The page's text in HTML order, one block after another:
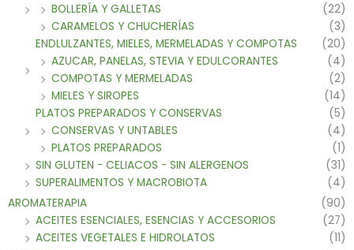
BOLLERÍA Y GALLETAS
(22)
CARAMELOS Y CHUCHERÍAS
(3)
ENDLULZANTES, MIELES, MERMELADAS Y COMPOTAS
(20)
AZUCAR, PANELAS, STEVIA Y EDULCORANTES
(4)
COMPOTAS Y MERMELADAS
(2)
MIELES Y SIROPES
(14)
PLATOS PREPARADOS Y CONSERVAS
(5)
CONSERVAS Y UNTABLES
(4)
PLATOS PREPARADOS
(1)
SIN GLUTEN - CELIACOS - SIN ALERGENOS
(31)
SUPERALIMENTOS Y MACROBIOTA
(4)
AROMATERAPIA
(90)
ACEITES ESENCIALES, ESENCIAS Y ACCESORIOS
(27)
ACEITES VEGETALES E HIDROLATOS
(11)